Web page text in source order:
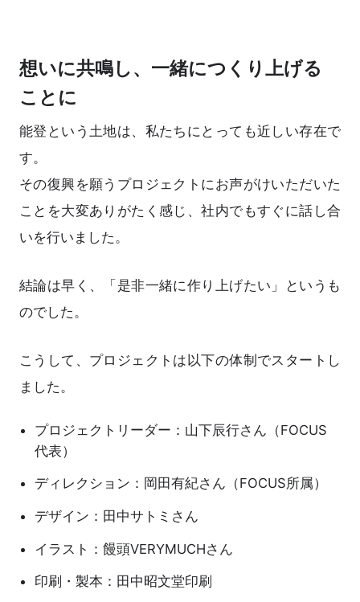
想いに共鳴し、一緒につくり上げる
ことに
能登という土地は、私たちにとっても近しい存在で
す。
その復興を願うプロジェクトにお声がけいただいた
ことを大変ありがたく感じ、社内でもすぐに話し合
いを行いました。
結論は早く、「是非一緒に作り上げたい」というも
のでした。
こうして、プロジェクトは以下の体制でスタートし
ました。
プロジェクトリーダー：山下辰行さん（FOCUS
代表）
ディレクション：岡田有紀さん（FOCUS所属）
デザイン：田中サトミさん
イラスト：饅頭VERYMUCHさん
印刷・製本：田中昭文堂印刷